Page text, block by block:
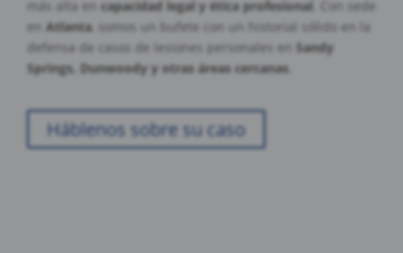
más alta en capacidad legal y ética profesional . Con sede
en Atlanta, somos un bufete con un historial sólido en la
defensa de casos de lesiones personales en Sandy
Springs, Dunwoody y otras áreas cercanas
Háblenos sobre su caso